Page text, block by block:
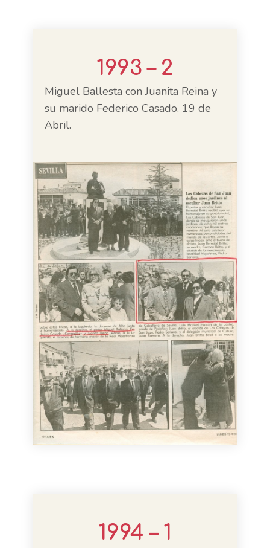
1993 – 2
Miguel Ballesta con Juanita Reina y
su marido Federico Casado. 19 de
Abril.
1994 – 1